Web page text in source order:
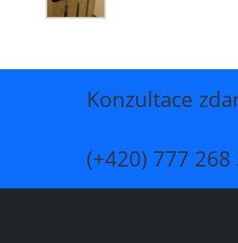
Konzultace
(+420) 777 268